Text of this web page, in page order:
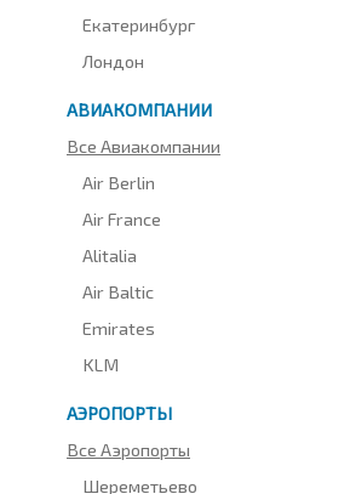
Екатеринбург
Лондон
АВИАКОМПАНИИ
Все Авиакомпании
Air Berlin
Air France
Alitalia
Air Baltic
Emirates
KLM
АЭРОПОРТЫ
Все Аэропорты
Шереметьево